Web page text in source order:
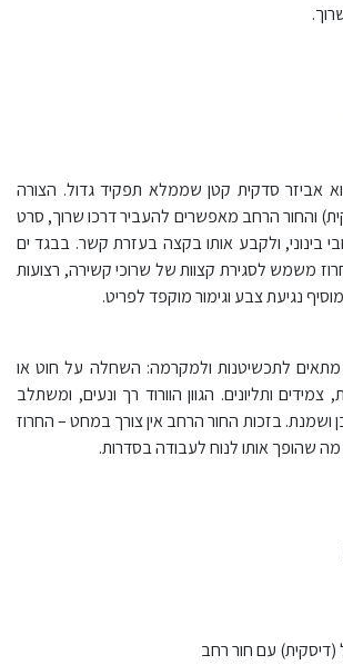
אביזר סדקית קטן שממלא תפקיד גדול. הצורה
והחור הרחב מאפשרים להעביר דרכו שרוך, סרט
בינוני, ולקבע אותו בקצה בעזרת קשר. בבגד ים
משמש לסגירת קצוות של שרוכי קשירה, רצועות
נגיעת צבע וגימור מוקפד לפריט.
מתאים לתכשיטנות ולמקרמה: השחלה על חוט או
ותליונים. הגוון הוורוד רך ונעים, ומשתלב
ושמנת. בזכות החור הרחב אין צורך במחט – החרוז
שהופך אותו לנוח לעבודה בסדרות.
(דיסקית) עם חור רחב